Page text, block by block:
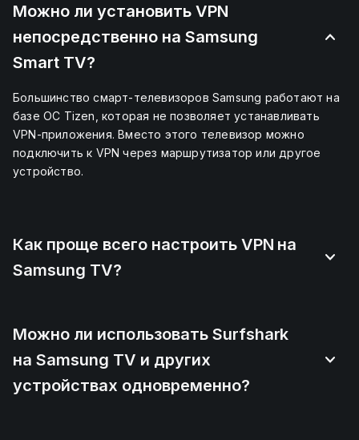
Можно ли установить VPN
непосредственно на Samsung
Smart TV?
Большинство смарт-телевизоров Samsung работают на
базе ОС Tizen, которая не позволяет устанавливать
VPN-приложения. Вместо этого телевизор можно
подключить к VPN через маршрутизатор или другое
устройство.
Как проще всего настроить VPN на
Samsung TV?
Можно ли использовать Surfshark
на Samsung TV и других
устройствах одновременно?